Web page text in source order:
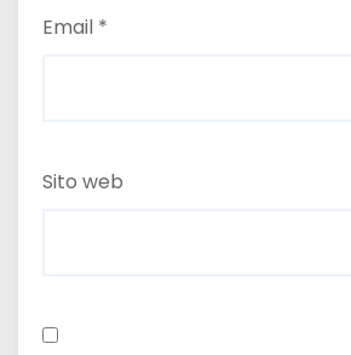
Email *
Sito web